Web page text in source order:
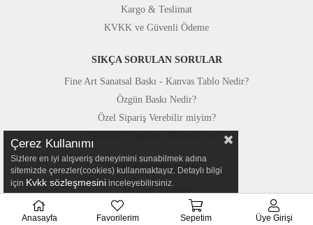
Kargo & Teslimat
KVKK ve Güvenli Ödeme
SIKÇA SORULAN SORULAR
Fine Art Sanatsal Baskı - Kanvas Tablo Nedir?
Özgün Baskı Nedir?
Özel Sipariş Verebilir miyim?
STÜDYOMUZDAN
Fotoğraf Kareleri
Basında Canvastar
Çerez Kullanımı
Sizlere en iyi alışveriş deneyimini sunabilmek adına
sitemizde çerezler(cookies) kullanmaktayız. Detaylı bilgi
için Kvkk sözleşmesini inceleyebilirsiniz.
Anasayfa Favorilerim Sepetim Üye Girişi